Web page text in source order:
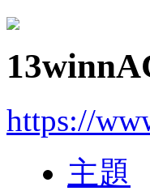
https://
主題